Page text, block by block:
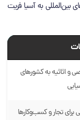
بین‌المللی به آسیا فریت
و اثاثیه به کشورهای
برای تجار و کسب‌وکارها